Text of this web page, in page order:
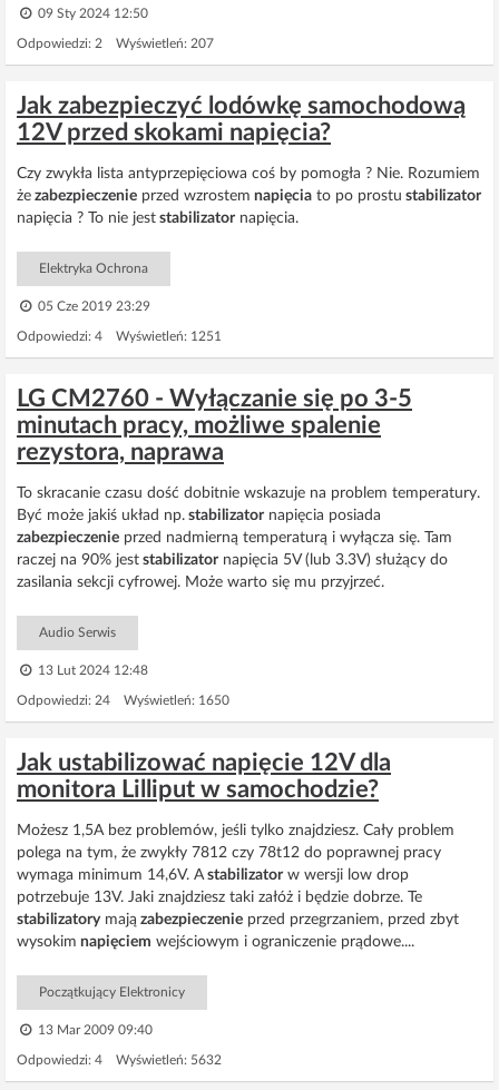
09 Sty 2024 12:50
Odpowiedzi: 2 Wyświetleń: 207
Jak zabezpieczyć lodówkę samochodową
12V przed skokami napięcia?
Czy zwykła lista antyprzepięciowa coś by pomogła ? Nie. Rozumiem
że zabezpieczenie przed wzrostem napięcia to po prostu stabilizator
napięcia ? To nie jest stabilizatornapięcia.
Elektryka Ochrona
05 Cze 2019 23:29
Odpowiedzi: 4 Wyświetleń: 1251
LG CM2760 - Wyłączanie się po 3-5
minutach pracy, możliwe spalenie
rezystora, naprawa
To skracanie czasu dość dobitnie wskazuje na problem temperatury.
Być może jakiś układ np. stabilizatornapięcia posiada
zabezpieczenie przed nadmierną temperaturą i wyłącza się. Tam
raczej na 90% jest stabilizatornapięcia 5V (lub 3.3V) służący do
zasilania sekcji cyfrowej. Może warto się mu przyjrzeć.
Audio Serwis
13 Lut 2024 12:48
Odpowiedzi: 24 Wyświetleń: 1650
Jak ustabilizować napięcie 12V dla
monitora Lilliput w samochodzie?
Możesz 1,5A bez problemów, jeśli tylko znajdziesz. Cały problem
polega na tym, że zwykły 7812 czy 78t12 do poprawnej pracy
wymaga minimum 14,6V. Astabilizatorw wersji low drop
potrzebuje 13V. Jaki znajdziesz taki załóż i będzie dobrze. Te
stabilizatory mają zabezpieczenie przed przegrzaniem, przed zbyt
wysokim napięciem wejściowym i ograniczenie prądowe....
Początkujący Elektronicy
13 Mar 2009 09:40
Odpowiedzi: 4 Wyświetleń: 5632